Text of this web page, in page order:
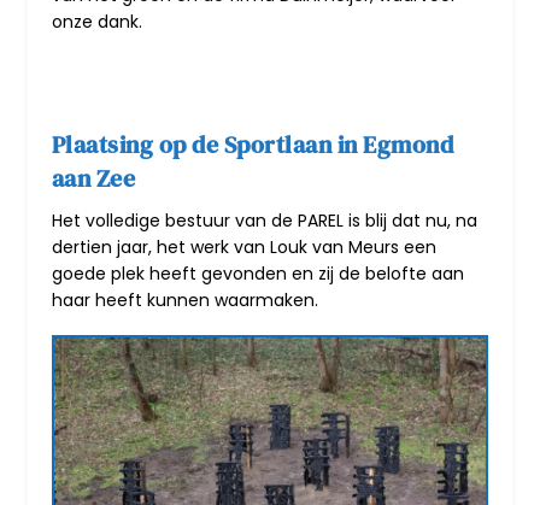
onze dank.
Plaatsing op de Sportlaan in Egmond
aan Zee
Het volledige bestuur van de PAREL is blij dat nu, na
dertien jaar, het werk van Louk van Meurs een
goede plek heeft gevonden en zij de belofte aan
haar heeft kunnen waarmaken.